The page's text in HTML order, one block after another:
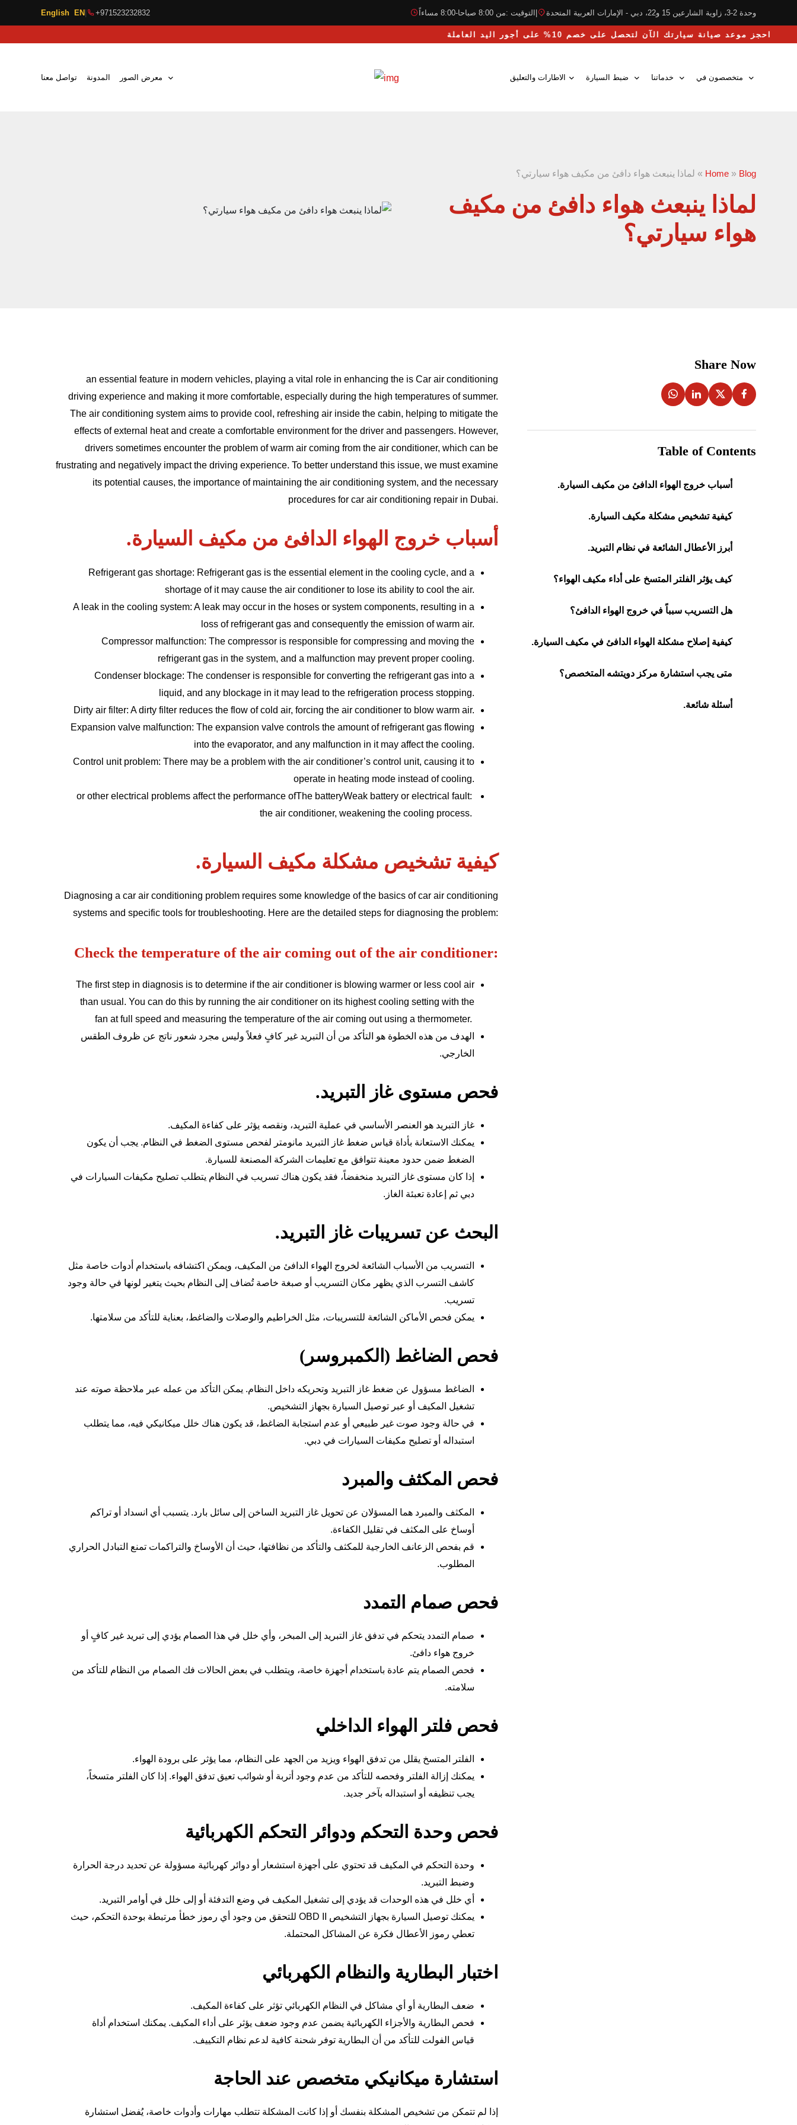
وحدة 2-3، زاوية الشارعين 15 و22، دبي - الإمارات العربية المتحدة التوقيت :من 8:00 صباحا-8:00 مساءاً +971523232832
English EN
احجز موعد صيانة سيارتك الآن لتحصل على خصم 10% على أجور اليد العاملة
تواصل معنا المدونة الاطارات والتعليق
Home » Blog
» لماذا ينبعث هواء دافئ من مكيف هواء سيارتي؟
لماذا ينبعث هواء دافئ من مكيف
هواء سيارتي؟
Share Now
Table of Contents
أسباب خروج الهواء الدافئ من مكيف السيارة.
كيفية تشخيص مشكلة مكيف السيارة.
أبرز الأعطال الشائعة في نظام التبريد.
كيف يؤثر الفلتر المتسخ على أداء مكيف الهواء؟
هل التسريب سبباً في خروج الهواء الدافئ؟
كيفية إصلاح مشكلة الهواء الدافئ في مكيف السيارة.
متى يجب استشارة مركز دويتشه المتخصص؟
أسئلة شائعة.
Car air conditioning
is
an essential feature in modern vehicles, playing a vital role in enhancing the
driving experience and making it more comfortable, especially during the high temperatures of summer.
The air conditioning system aims to provide cool, refreshing air inside the cabin, helping to mitigate the
effects of external heat and create a comfortable environment for the driver and passengers. However,
drivers sometimes encounter the problem of warm air coming from the air conditioner, which can be
frustrating and negatively impact the driving experience. To better understand this issue, we must examine
its potential causes, the importance of maintaining the air conditioning system, and the necessary
procedures for car air conditioning repair in Dubai.
أسباب خروج الهواء الدافئ من مكيف السيارة.
Refrigerant gas shortage: Refrigerant gas is the essential element in the cooling cycle, and a
shortage of it may cause the air conditioner to lose its ability to cool the air.
A leak in the cooling system: A leak may occur in the hoses or system components, resulting in a
loss of refrigerant gas and consequently the emission of warm air.
Compressor malfunction: The compressor is responsible for compressing and moving the
refrigerant gas in the system, and a malfunction may prevent proper cooling.
Condenser blockage: The condenser is responsible for converting the refrigerant gas into a
liquid, and any blockage in it may lead to the refrigeration process stopping.
Dirty air filter: A dirty filter reduces the flow of cold air, forcing the air conditioner to blow warm air.
Expansion valve malfunction: The expansion valve controls the amount of refrigerant gas flowing
into the evaporator, and any malfunction in it may affect the cooling.
Control unit problem: There may be a problem with the air conditioner’s control unit, causing it to
operate in heating mode instead of cooling.
Weak battery or electrical fault:
The battery
or other electrical problems affect the performance of
the air conditioner, weakening the cooling process.
كيفية تشخيص مشكلة مكيف السيارة.
Diagnosing a car air conditioning problem requires some knowledge of the basics of car air conditioning
systems and specific tools for troubleshooting. Here are the detailed steps for diagnosing the problem:
Check the temperature of the air coming out of the air conditioner:
The first step in diagnosis is to determine if the air conditioner is blowing warmer or less cool air
than usual. You can do this by running the air conditioner on its highest cooling setting with the
fan at full speed and measuring the temperature of the air coming out using a thermometer.
الهدف من هذه الخطوة هو التأكد من أن التبريد غير كافٍ فعلاً وليس مجرد شعور ناتج عن ظروف الطقس
الخارجي.
فحص مستوى غاز التبريد.
غاز التبريد هو العنصر الأساسي في عملية التبريد، ونقصه يؤثر على كفاءة المكيف.
يمكنك الاستعانة بأداة قياس ضغط غاز التبريد مانومتر لفحص مستوى الضغط في النظام. يجب أن يكون
الضغط ضمن حدود معينة تتوافق مع تعليمات الشركة المصنعة للسيارة.
إذا كان مستوى غاز التبريد منخفضاً، فقد يكون هناك تسريب في النظام يتطلب تصليح مكيفات السيارات في
دبي ثم إعادة تعبئة الغاز.
البحث عن تسريبات غاز التبريد.
التسريب من الأسباب الشائعة لخروج الهواء الدافئ من المكيف، ويمكن اكتشافه باستخدام أدوات خاصة مثل
كاشف التسرب الذي يظهر مكان التسريب أو صبغة خاصة تُضاف إلى النظام بحيث يتغير لونها في حالة وجود
تسريب.
يمكن فحص الأماكن الشائعة للتسريبات، مثل الخراطيم والوصلات والضاغط، بعناية للتأكد من سلامتها.
فحص الضاغط (الكمبروسر)
الضاغط مسؤول عن ضغط غاز التبريد وتحريكه داخل النظام. يمكن التأكد من عمله عبر ملاحظة صوته عند
تشغيل المكيف أو عبر توصيل السيارة بجهاز التشخيص.
في حالة وجود صوت غير طبيعي أو عدم استجابة الضاغط، قد يكون هناك خلل ميكانيكي فيه، مما يتطلب
استبداله أو تصليح مكيفات السيارات في دبي.
فحص المكثف والمبرد
المكثف والمبرد هما المسؤلان عن تحويل غاز التبريد الساخن إلى سائل بارد. يتسبب أي انسداد أو تراكم
أوساخ على المكثف في تقليل الكفاءة.
قم بفحص الزعانف الخارجية للمكثف والتأكد من نظافتها، حيث أن الأوساخ والتراكمات تمنع التبادل الحراري
المطلوب.
فحص صمام التمدد
صمام التمدد يتحكم في تدفق غاز التبريد إلى المبخر، وأي خلل في هذا الصمام يؤدي إلى تبريد غير كافٍ أو
خروج هواء دافئ.
فحص الصمام يتم عادة باستخدام أجهزة خاصة، ويتطلب في بعض الحالات فك الصمام من النظام للتأكد من
سلامته.
فحص فلتر الهواء الداخلي
الفلتر المتسخ يقلل من تدفق الهواء ويزيد من الجهد على النظام، مما يؤثر على برودة الهواء.
يمكنك إزالة الفلتر وفحصه للتأكد من عدم وجود أتربة أو شوائب تعيق تدفق الهواء. إذا كان الفلتر متسخاً،
يجب تنظيفه أو استبداله بآخر جديد.
فحص وحدة التحكم ودوائر التحكم الكهربائية
وحدة التحكم في المكيف قد تحتوي على أجهزة استشعار أو دوائر كهربائية مسؤولة عن تحديد درجة الحرارة
وضبط التبريد.
أي خلل في هذه الوحدات قد يؤدي إلى تشغيل المكيف في وضع التدفئة أو إلى خلل في أوامر التبريد.
يمكنك توصيل السيارة بجهاز التشخيص OBD II للتحقق من وجود أي رموز خطأ مرتبطة بوحدة التحكم، حيث
تعطي رموز الأعطال فكرة عن المشاكل المحتملة.
اختبار البطارية والنظام الكهربائي
ضعف البطارية أو أي مشاكل في النظام الكهربائي تؤثر على كفاءة المكيف.
فحص البطارية والأجزاء الكهربائية يضمن عدم وجود ضعف يؤثر على أداء المكيف. يمكنك استخدام أداة
قياس الفولت للتأكد من أن البطارية توفر شحنة كافية لدعم نظام التكييف.
استشارة ميكانيكي متخصص عند الحاجة
إذا لم تتمكن من تشخيص المشكلة بنفسك أو إذا كانت المشكلة تتطلب مهارات وأدوات خاصة، يُفضل استشارة